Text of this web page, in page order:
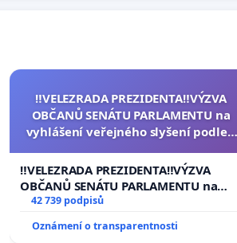
‼️VELEZRADA PREZIDENTA‼️VÝZVA
OBČANŮ SENÁTU PARLAMENTU na
vyhlášení veřejného slyšení podle §
na přijetí usnesení k podání ústavní
žaloby na prezidenta republiky
‼️VELEZRADA PREZIDENTA‼️VÝZVA
OBČANŮ SENÁTU PARLAMENTU na
vyhlášení veřejného slyšení podle §
144 jednacího řádu Senátu k návrhu
na přijetí usnesení k podání ústavní
42 739 podpisů
Oznámení o transparentnosti